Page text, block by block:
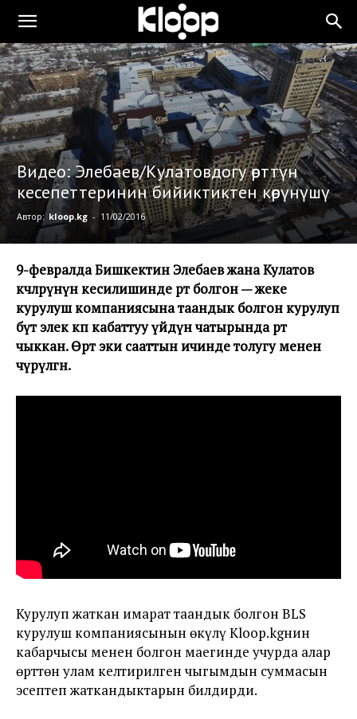
Видео: Элебаев/Кулатовдогу өрттүн
кесепеттеринин бийиктиктен көрүнүшү
Автор: kloop.kg - 11/02/2016
9-февралда Бишкектин Элебаев жана Кулатов
көчөлөрүнүн кесилишинде өрт болгон— жеке
курулуш компаниясына таандык болгон курулуп
бүтө элек көп кабаттуу үйдүн чатырында өрт
чыккан. Өрт эки сааттын ичинде толугу менен
өчүрүлгөн.
Курулуп жаткан имарат таандык болгон BLS
курулуш компаниясынын өкүлү Kloop.kgнин
кабарчысы менен болгон маегинде учурда алар
өрттөн улам келтирилген чыгымдын суммасын
эсептеп жаткандыктарын билдирди.